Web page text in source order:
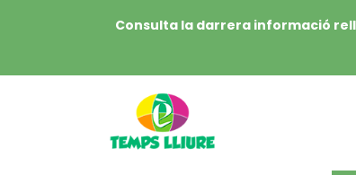
Consulta la darrera informació